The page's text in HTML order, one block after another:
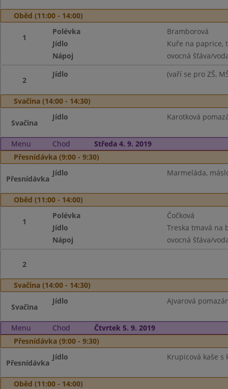
Oběd (11:00 - 14:00)
1
Polévka
Bramborová
Jídlo
Kuře na paprice,
Nápoj
ovocná šťáva/
2
Jídlo (vaří se pro ZŠ,
Svačina (14:00 - 14:30)
Svačina
Jídlo Karotková
Menu Chod
Středa 4. 9. 2019
Přesnídávka (9:00 - 9:30)
Přesnídávka
Jídlo Marmeláda,
Oběd (11:00 - 14:00)
1
Polévka
Čočková
Jídlo
Treska tmavá na
Nápoj
ovocná šťáva/
2
Svačina (14:00 - 14:30)
Svačina
Jídlo Ajvarová
Menu Chod
Čtvrtek 5. 9. 2019
Přesnídávka (9:00 - 9:30)
Přesnídávka
Jídlo Krupicová kaše s
Oběd (11:00 - 14:00)